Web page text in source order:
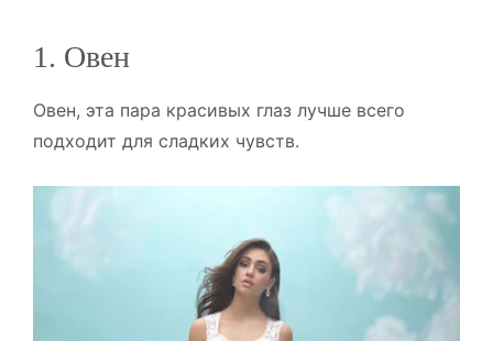
1. Овен
Овен, эта пара красивых глаз лучше всего
подходит для сладких чувств.